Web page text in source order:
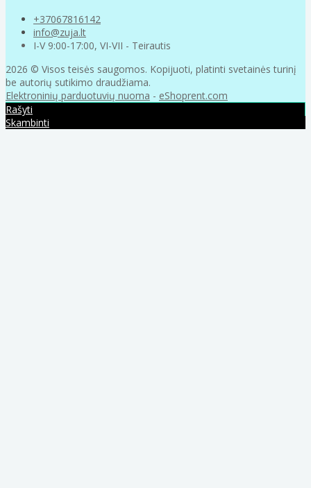
+37067816142
info@zuja.lt
I-V 9:00-17:00, VI-VII - Teirautis
2026 © Visos teisės saugomos. Kopijuoti, platinti svetainės turinį
be autorių sutikimo draudžiama.
Elektroninių parduotuvių nuoma - eShoprent.com
Rašyti
Skambinti